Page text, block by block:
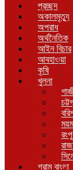
প্রচ্ছদ
অকালমৃত্যু
অপরাধ
অর্থনৈতিক
আইন বিচার
আবহাওয়া
কৃষি
খুলনা
গ্রাম বাংলা